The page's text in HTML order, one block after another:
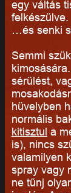
egy váltás
felkészülve.
…és senki
Semmi
sérülést,
hüvelyben
normális
kitisztul a
is), nincs
valamilyen
spray vagy
ne tűnj